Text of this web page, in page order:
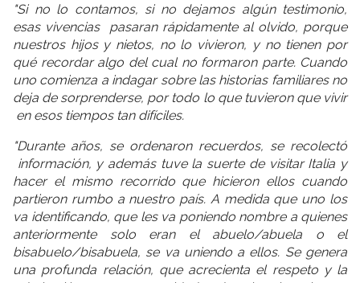
"Si no lo contamos, si no dejamos algún testimonio,
esas vivencias pasaran rápidamente al olvido, porque
nuestros hijos y nietos, no lo vivieron, y no tienen por
qué recordar algo del cual no formaron parte. Cuando
uno comienza a indagar sobre las historias familiares no
deja de sorprenderse, por todo lo que tuvieron que vivir
en esos tiempos tan difíciles.
"Durante años, se ordenaron recuerdos, se recolectó
información, y además tuve la suerte de visitar Italia y
hacer el mismo recorrido que hicieron ellos cuando
partieron rumbo a nuestro país. A medida que uno los
va identificando, que les va poniendo nombre a quienes
anteriormente solo eran el abuelo/abuela o el
bisabuelo/bisabuela, se va uniendo a ellos. Se genera
una profunda relación, que acrecienta el respeto y la